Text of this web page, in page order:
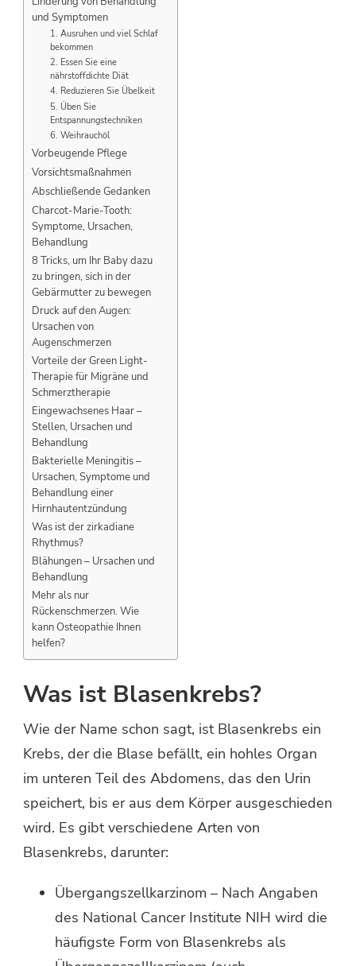
und Symptomen
1. Ausruhen und viel Schlaf
bekommen
2. Essen Sie eine
nährstoffdichte Diät
4. Reduzieren Sie Übelkeit
5. Üben Sie
Entspannungstechniken
6. Weihrauchöl
Vorbeugende Pflege
Vorsichtsmaßnahmen
Abschließende Gedanken
Charcot-Marie-Tooth:
Symptome, Ursachen,
Behandlung
8 Tricks, um Ihr Baby dazu
zu bringen, sich in der
Gebärmutter zu bewegen
Druck auf den Augen:
Ursachen von
Augenschmerzen
Vorteile der Green Light-
Therapie für Migräne und
Schmerztherapie
Eingewachsenes Haar –
Stellen, Ursachen und
Behandlung
Bakterielle Meningitis –
Ursachen, Symptome und
Behandlung einer
Hirnhautentzündung
Was ist der zirkadiane
Rhythmus?
Blähungen – Ursachen und
Behandlung
Mehr als nur
Rückenschmerzen. Wie
kann Osteopathie Ihnen
helfen?
Was ist Blasenkrebs?
Wie der Name schon sagt, ist Blasenkrebs ein
Krebs, der die Blase befällt, ein hohles Organ
im unteren Teil des Abdomens, das den Urin
speichert, bis er aus dem Körper ausgeschieden
wird. Es gibt verschiedene Arten von
Blasenkrebs, darunter:
Übergangszellkarzinom – Nach Angaben
des National Cancer Institute NIH wird die
häufigste Form von Blasenkrebs als